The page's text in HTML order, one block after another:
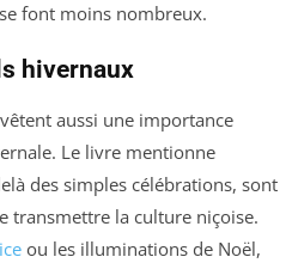
font moins nombreux.
hivernaux
aussi une importance
Le livre mentionne
des simples célébrations, sont
transmettre la culture niçoise.
ou les illuminations de Noël,